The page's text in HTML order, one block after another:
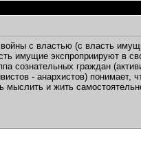
с властью (с власть
имущие экспроприируют в
сознательных граждан
- анархистов) понимает,
мыслить и жить